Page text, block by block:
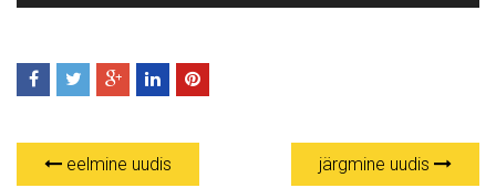
eelmine uudis järgmine uudis